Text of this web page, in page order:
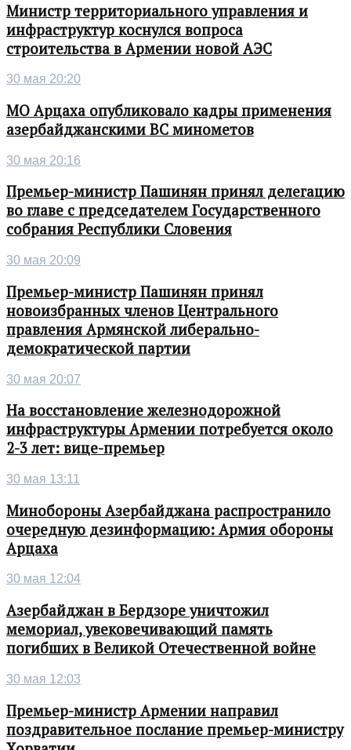
Министр территориального управления и
инфраструктур коснулся вопроса
строительства в Армении новой АЭС
30 мая 20:20
МО Арцаха опубликовало кадры применения
азербайджанскими ВС минометов
30 мая 20:16
Премьер-министр Пашинян принял делегацию
во главе с председателем Государственного
собрания Республики Словения
30 мая 20:09
Премьер-министр Пашинян принял
новоизбранных членов Центрального
правления Армянской либерально-
демократической партии
30 мая 20:07
На восстановление железнодорожной
инфраструктуры Армении потребуется около
2-3 лет: вице-премьер
30 мая 13:11
Минобороны Азербайджана распространило
очередную дезинформацию: Армия обороны
Арцаха
30 мая 12:04
Азербайджан в Бердзоре уничтожил
мемориал, увековечивающий память
погибших в Великой Отечественной войне
30 мая 12:03
Премьер-министр Армении направил
поздравительное послание премьер-министру